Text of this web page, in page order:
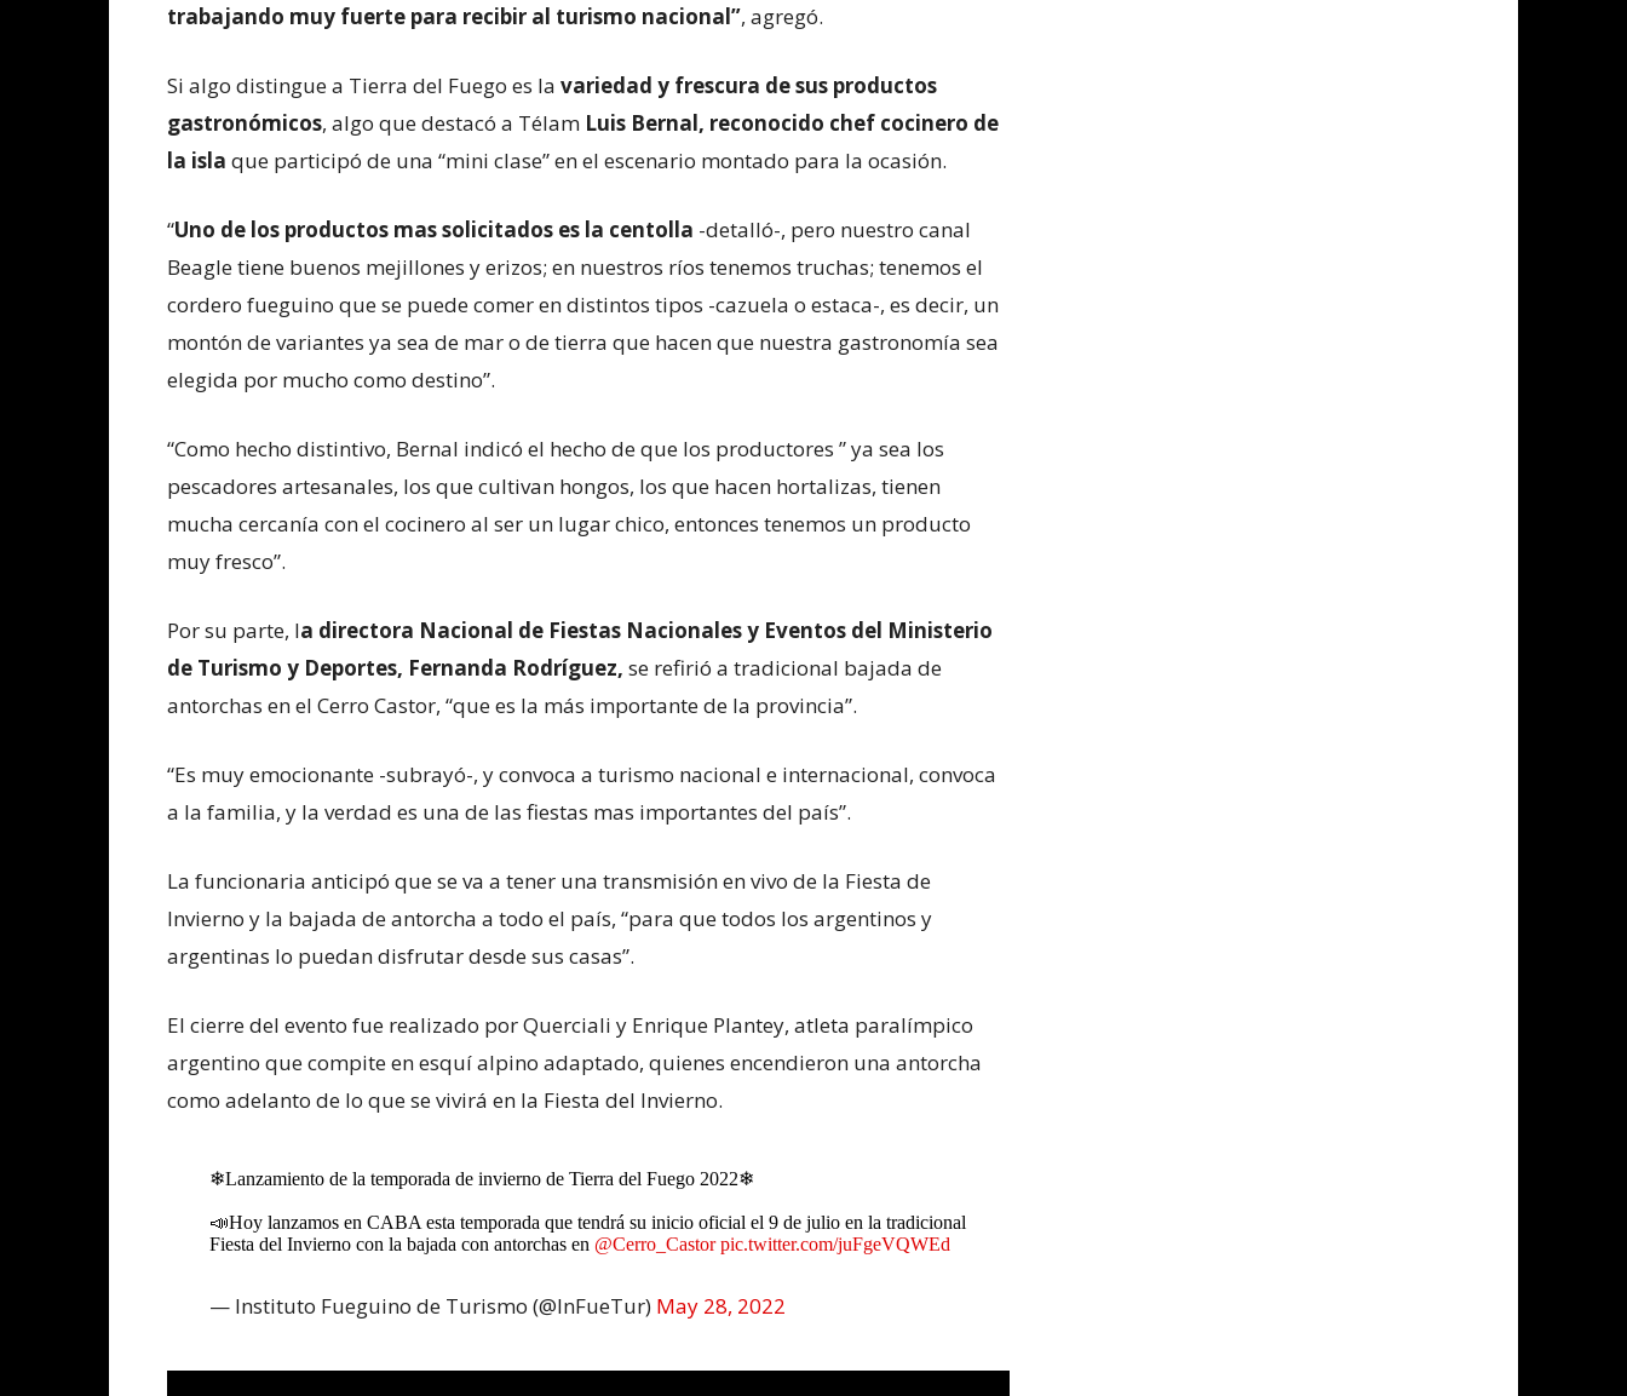
trabajando muy fuerte para recibir al turismo nacional”, agregó.
Si algo distingue a Tierra del Fuego es la variedad y frescura de sus productos
gastronómicos, algo que destacó a Télam Luis Bernal, reconocido chef cocinero de
la isla que participó de una “mini clase” en el escenario montado para la ocasión.
“Uno de los productos mas solicitados es la centolla -detalló-, pero nuestro canal
Beagle tiene buenos mejillones y erizos; en nuestros ríos tenemos truchas; tenemos el
cordero fueguino que se puede comer en distintos tipos -cazuela o estaca-, es decir, un
montón de variantes ya sea de mar o de tierra que hacen que nuestra gastronomía sea
elegida por mucho como destino”.
“Como hecho distintivo, Bernal indicó el hecho de que los productores ” ya sea los
pescadores artesanales, los que cultivan hongos, los que hacen hortalizas, tienen
mucha cercanía con el cocinero al ser un lugar chico, entonces tenemos un producto
muy fresco”.
Por su parte, la directora Nacional de Fiestas Nacionales y Eventos del Ministerio
de Turismo y Deportes, Fernanda Rodríguez, se refirió a tradicional bajada de
antorchas en el Cerro Castor, “que es la más importante de la provincia”.
“Es muy emocionante -subrayó-, y convoca a turismo nacional e internacional, convoca
a la familia, y la verdad es una de las fiestas mas importantes del país”.
La funcionaria anticipó que se va a tener una transmisión en vivo de la Fiesta de
Invierno y la bajada de antorcha a todo el país, “para que todos los argentinos y
argentinas lo puedan disfrutar desde sus casas”.
El cierre del evento fue realizado por Querciali y Enrique Plantey, atleta paralímpico
argentino que compite en esquí alpino adaptado, quienes encendieron una antorcha
como adelanto de lo que se vivirá en la Fiesta del Invierno.
❄Lanzamiento de la temporada de invierno de Tierra del Fuego 2022❄
📣Hoy lanzamos en CABA esta temporada que tendrá su inicio oficial el 9 de julio en la tradicional
Fiesta del Invierno con la bajada con antorchas en @Cerro_Castor pic.twitter.com/juFgeVQWEd
— Instituto Fueguino de Turismo (@InFueTur) May 28, 2022